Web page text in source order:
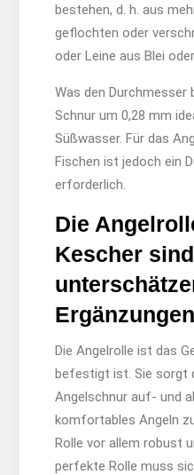
bestehen, d. h. aus
geflochten oder
oder Leine aus Blei
Was den
Schnur um 0,28 mm
Süßwasser. Für das
Fischen ist jedoch ein
erforderlich.
Die
Kescher
Ergänzungen
Die Angelrolle ist das
befestigt ist. Sie sorgt
Angelschnur auf- und
komfortables Angeln
Rolle vor allem robust
perfekte Rolle muss